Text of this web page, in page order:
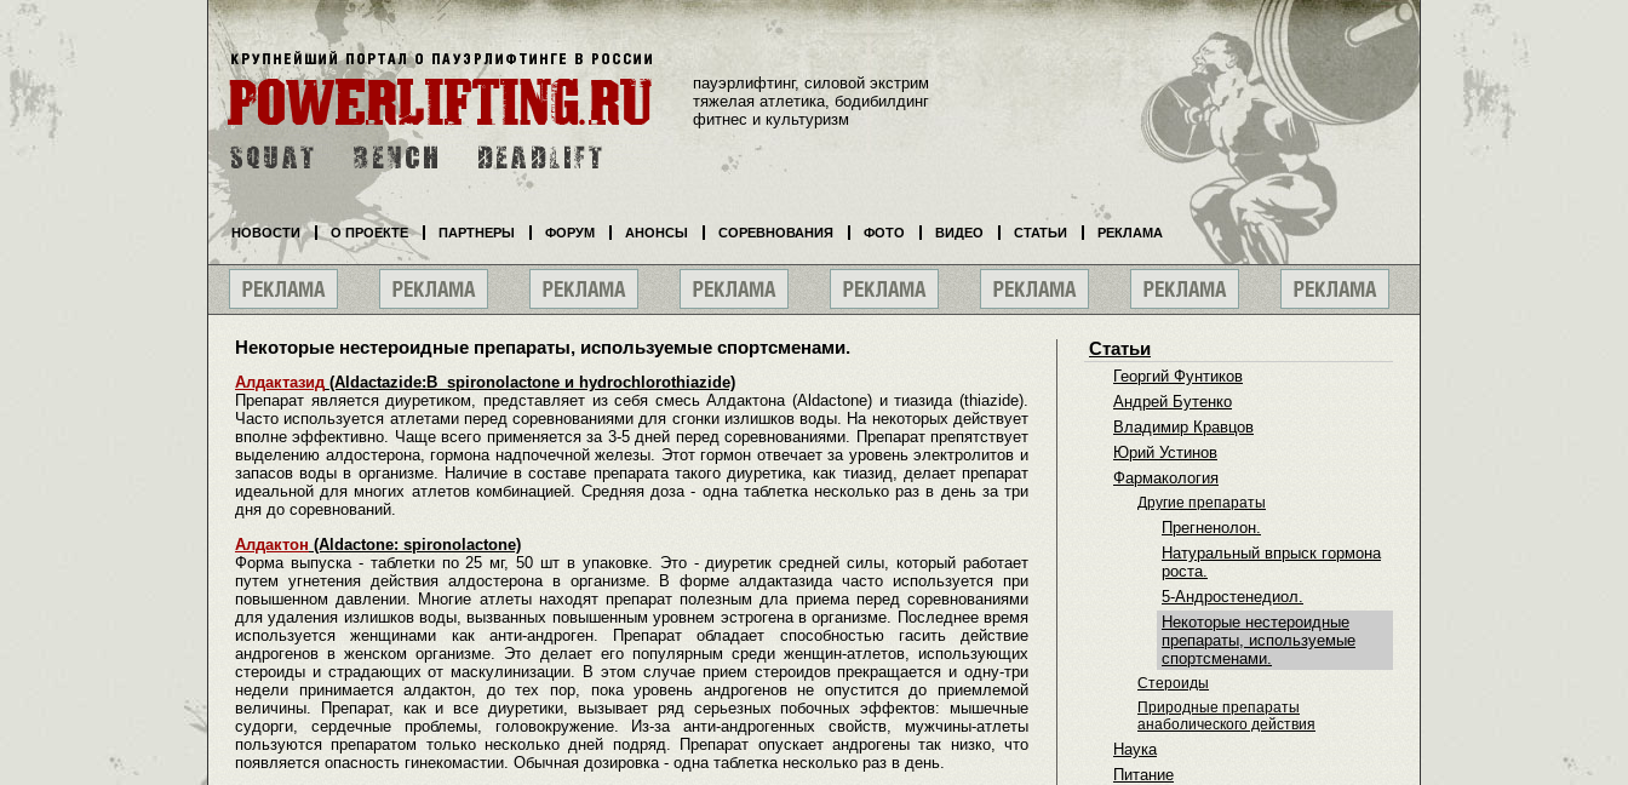
Некоторые нестероидные препараты, используемые спортсменами.
Алдактазид (Aldactazide:В spironolactone и hydrochlorothiazide)
Препарат является диуретиком, представляет из себя смесь Алдактона (Aldactone) и тиазида (thiazide).
Часто используется атлетами перед соревнованиями для сгонки излишков воды. На некоторых действует
вполне эффективно. Чаще всего применяется за 3-5 дней перед соревнованиями. Препарат препятствует
выделению алдостерона, гормона надпочечной железы. Этот гормон отвечает за уровень электролитов и
запасов воды в организме. Наличие в составе препарата такого диуретика, как тиазид, делает препарат
идеальной для многих атлетов комбинацией. Средняя доза - одна таблетка несколько раз в день за три
дня до соревнований.
Алдактон (Aldactone: spironolactone)
Форма выпуска - таблетки по 25 мг, 50 шт в упаковке. Это - диуретик средней силы, который работает
путем угнетения действия алдостерона в организме. В форме алдактазида часто используется при
повышенном давлении. Многие атлеты находят препарат полезным дла приема перед соревнованиями
для удаления излишков воды, вызванных повышенным уровнем эстрогена в организме. Последнее время
используется женщинами как анти-андроген. Препарат обладает способностью гасить действие
андрогенов в женском организме. Это делает его популярным среди женщин-атлетов, использующих
стероиды и страдающих от маскулинизации. В этом случае прием стероидов прекращается и одну-три
недели принимается алдактон, до тех пор, пока уровень андрогенов не опустится до приемлемой
величины. Препарат, как и все диуретики, вызывает ряд серьезных побочных эффектов: мышечные
судорги, сердечные проблемы, головокружение. Из-за анти-андрогенных свойств, мужчины-атлеты
пользуются препаратом только несколько дней подряд. Препарат опускает андрогены так низко, что
появляется опасность гинекомастии. Обычная дозировка - одна таблетка несколько раз в день.
Статьи
Георгий Фунтиков
Андрей Бутенко
Владимир Кравцов
Юрий Устинов
Фармакология
Другие препараты
Прегненолон.
Натуральный впрыск гормона
роста.
5-Андростенедиол.
Некоторые нестероидные
препараты, используемые
спортсменами.
Стероиды
Природные препараты
анаболического действия
Наука
Питание
пауэрлифтинг, силовой экстрим
тяжелая атлетика, бодибилдинг
фитнес и культуризм
НОВОСТИ О ПРОЕКТЕ ПАРТНЕРЫ ФОРУМ АНОНСЫ СОРЕВНОВАНИЯ ФОТО ВИДЕО СТАТЬИ РЕКЛАМА